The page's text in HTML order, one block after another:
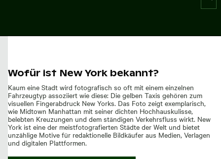
Wofür ist New York bekannt?
Kaum eine Stadt wird fotografisch so oft mit einem einzelnen
Fahrzeugtyp assoziiert wie diese: Die gelben Taxis gehören zum
visuellen Fingerabdruck New Yorks. Das Foto zeigt exemplarisch,
wie Midtown Manhattan mit seiner dichten Hochhauskulisse,
belebten Kreuzungen und dem ständigen Verkehrsfluss wirkt. New
York ist eine der meistfotografierten Städte der Welt und bietet
unzählige Motive für redaktionelle Bildkäufer aus Medien, Verlagen
und digitalen Plattformen.